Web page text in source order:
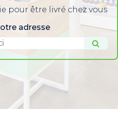
pour être livré chez vous
adresse